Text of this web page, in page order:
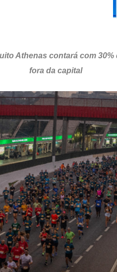
Athenas contará com
fora da capital